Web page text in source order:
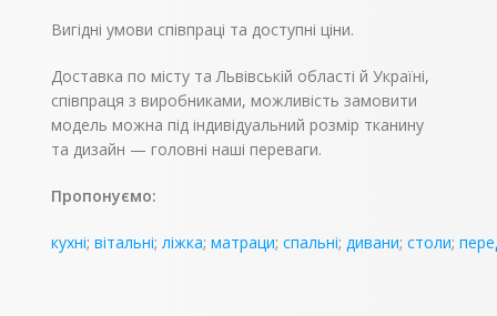
Вигідні умови співпраці та доступні ціни.
Доставка по місту та Львівській області й Україні,
співпраця з виробниками, можливість замовити
модель можна під індивідуальний розмір тканину
та дизайн — головні наші переваги.
Пропонуємо:
кухні;вітальні;ліжка;матраци;спальні;дивани;столи;